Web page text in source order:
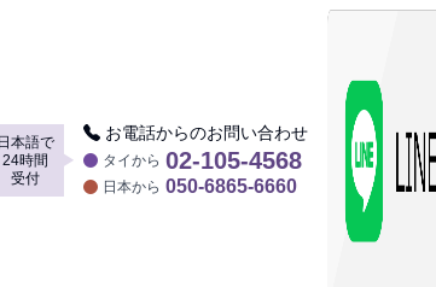
日本語で
24時間
受付
▶
お電話からのお問い合わせ
タイから 02-105-4568
日本から 050-6865-6660